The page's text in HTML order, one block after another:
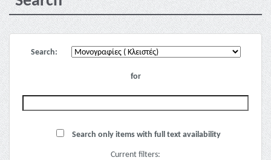
Search:
for
Search only items with full text availability
Current filters: